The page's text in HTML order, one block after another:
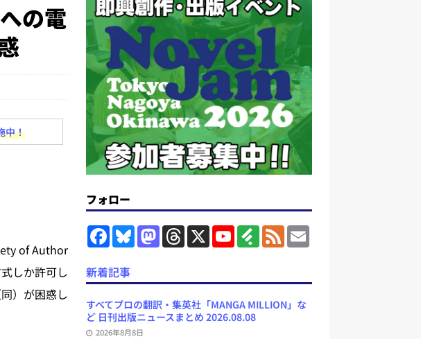
版ニュースまと
の識別表示を義
ットを設置など
の電
中！
of Author
しか許可し
）が困惑し
フォロー
F
a
e
b
o
o
k
B
l
k
y
M
a
d
o
n
T
h
d
s
X
Y
o
b
e
C
h
F
e
y
F
e
E
m
新着記事
すべてプロの翻訳・集英社「MANGA MILLION」な
ど 日刊出版ニュースまとめ 2026.08.08
2026年8月8日